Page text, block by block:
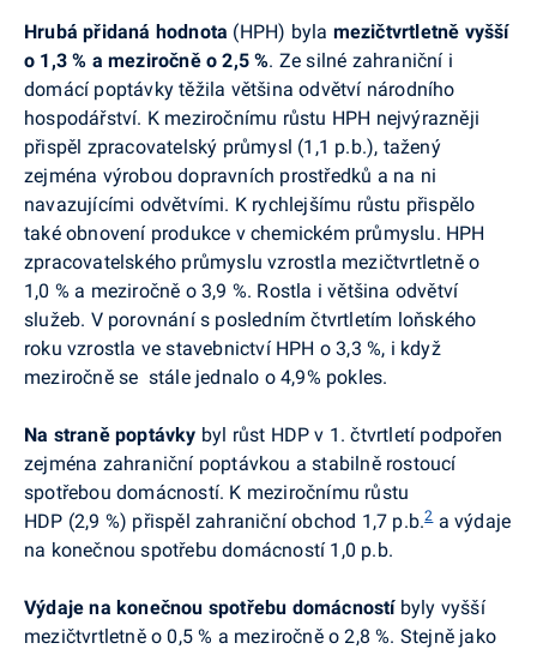
Hrubá přidaná hodnota (HPH) byla mezičtvrtletně vyšší
o 1,3 % a meziročně o 2,5 %. Ze silné zahraniční i
domácí poptávky těžila většina odvětví národního
hospodářství. K meziročnímu růstu HPH nejvýrazněji
přispěl zpracovatelský průmysl (1,1 p.b.), tažený
zejména výrobou dopravních prostředků a na ni
navazujícími odvětvími. K rychlejšímu růstu přispělo
také obnovení produkce v chemickém průmyslu. HPH
zpracovatelského průmyslu vzrostla mezičtvrtletně o
1,0 % a meziročně o 3,9 %. Rostla i většina odvětví
služeb. V porovnání s posledním čtvrtletím loňského
roku vzrostla ve stavebnictví HPH o 3,3 %, i když
meziročně se stále jednalo o 4,9% pokles.
Na straně poptávky byl růst HDP v 1. čtvrtletí podpořen
zejména zahraniční poptávkou a stabilně rostoucí
spotřebou domácností. K meziročnímu růstu
HDP (2,9 %) přispěl zahraniční obchod 1,7 p.b.2a výdaje
na konečnou spotřebu domácností 1,0 p.b.
Výdaje na konečnou spotřebu domácnostíbyly vyšší
mezičtvrtletně o 0,5 % a meziročně o 2,8 %. Stejně jako